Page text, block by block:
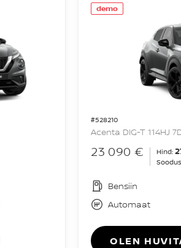
demo
#528210
Acenta DIG-T 114HJ
23 090 € Hind:
Bensiin
Automaat
OLEN